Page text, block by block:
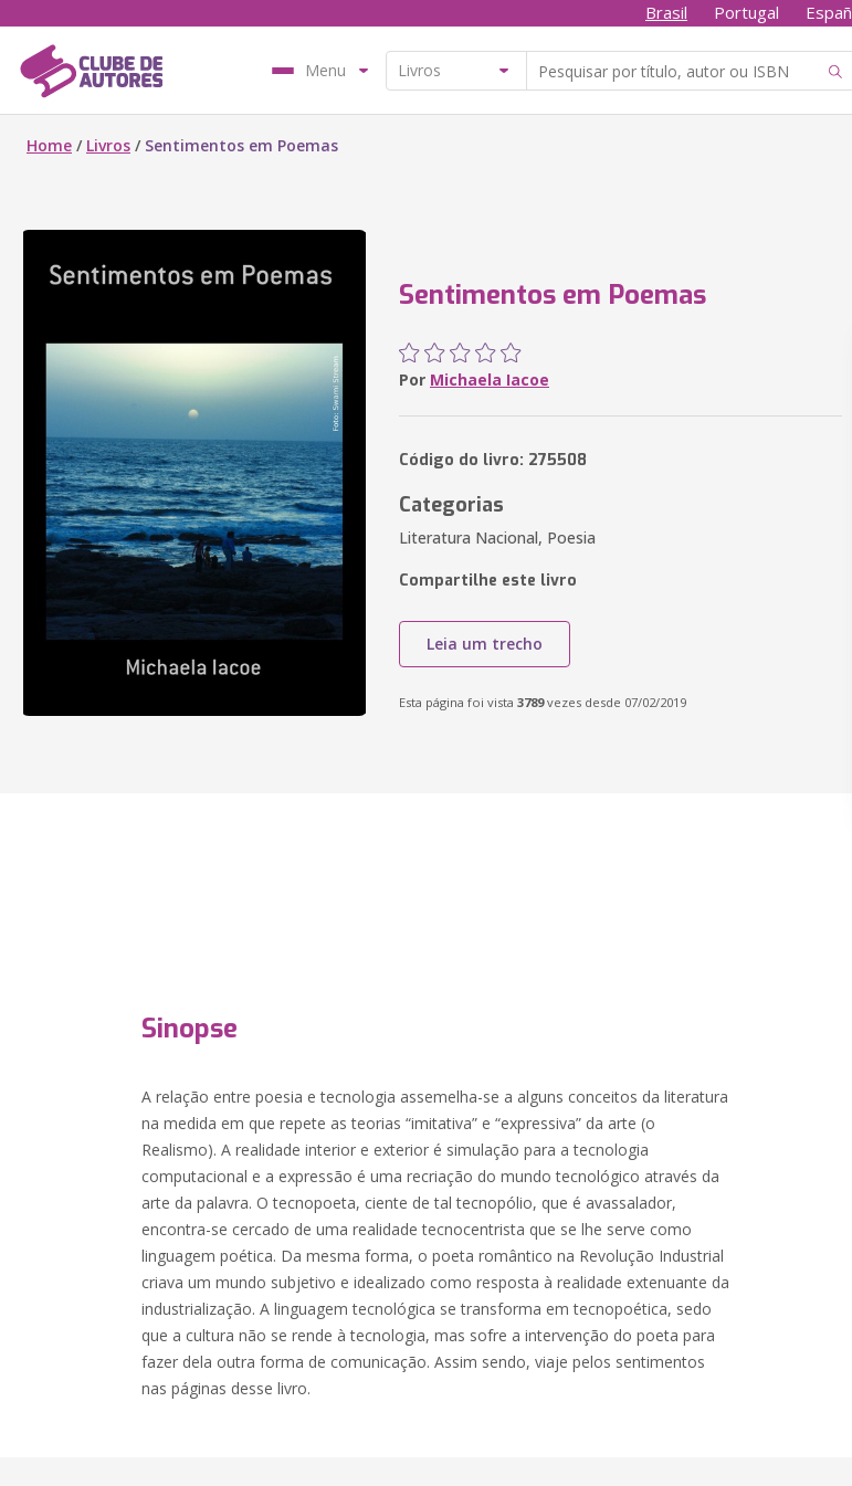
Brasil Portugal
Menu
Home / Livros / Sentimentos em Poemas
Sentimentos em Poemas
Por Michaela Iacoe
Código do livro: 275508
Categorias
Literatura Nacional, Poesia
Compartilhe este livro
Leia um trecho
Esta página foi vista 3789vezes desde 07/02/2019
Sinopse
A relação entre poesia e tecnologia assemelha-se a alguns conceitos da literatura
na medida em que repete as teorias “imitativa” e “expressiva” da arte (o
Realismo). A realidade interior e exterior é simulação para a tecnologia
computacional e a expressão é uma recriação do mundo tecnológico através da
arte da palavra. O tecnopoeta, ciente de tal tecnopólio, que é avassalador,
encontra-se cercado de uma realidade tecnocentrista que se lhe serve como
linguagem poética. Da mesma forma, o poeta romântico na Revolução Industrial
criava um mundo subjetivo e idealizado como resposta à realidade extenuante da
industrialização. A linguagem tecnológica se transforma em tecnopoética, sedo
que a cultura não se rende à tecnologia, mas sofre a intervenção do poeta para
fazer dela outra forma de comunicação. Assim sendo, viaje pelos sentimentos
nas páginas desse livro.